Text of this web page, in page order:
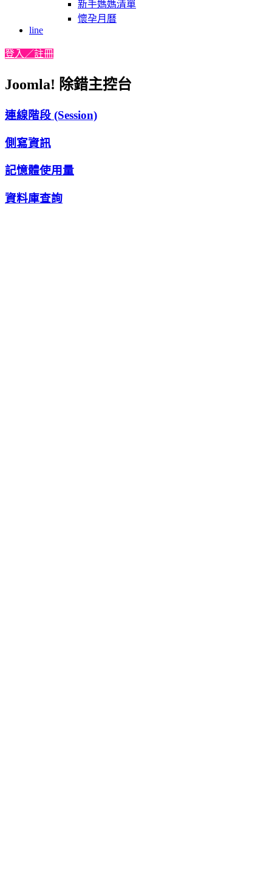
新手媽媽清單
懷孕月曆
line
登入／註冊
Joomla! 除錯主控台
連線階段 (Session)
側寫資訊
記憶體使用量
資料庫查詢